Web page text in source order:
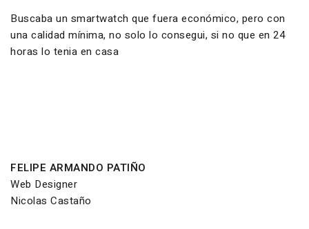
Buscaba un smartwatch que fuera económico, pero con
una calidad mínima, no solo lo consegui, si no que en 24
horas lo tenia en casa
FELIPE ARMANDO PATIÑO
Web Designer
Nicolas Castaño